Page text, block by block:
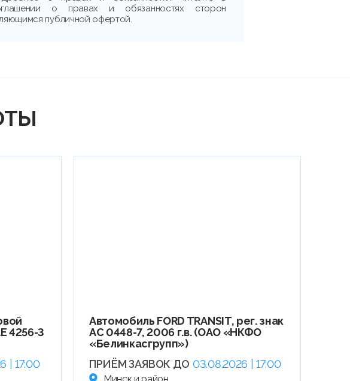
о правах и обязанностях сторон
публичной офертой.
4256-3
| 17:00
Автомобиль FORD TRANSIT, рег. знак
АС 0448-7, 2006 г.в. (ОАО «НКФО
«Белинкасгрупп»)
ПРИЁМ ЗАЯВОК ДО 03.08.2026 | 17:00